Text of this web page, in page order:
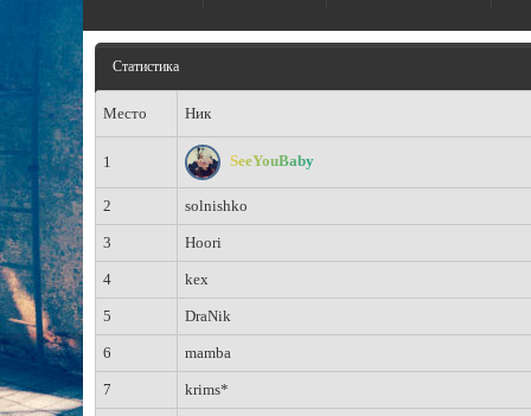
Статистика
Место Ник
1 SeeYouBaby
2 solnishko
3 Hoori
4 kex
5 DraNik
6 mamba
7 krims*